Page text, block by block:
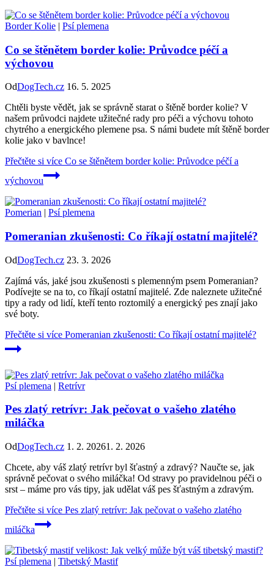
Border Kolie | Psí plemena
Co se štěnětem border kolie: Průvodce péčí a
výchovou
OdDogTech.cz 16. 5. 2025
Chtěli byste vědět, jak se správně starat o štěně border kolie? V
našem průvodci najdete užitečné rady pro péči a výchovu tohoto
chytrého a energického plemene psa. S námi budete mít štěně border
kolie jako v bavlnce!
Přečtěte si více Co se štěnětem border kolie: Průvodce péčí a
výchovou
Pomerian | Psí plemena
Pomeranian zkušenosti: Co říkají ostatní majitelé?
OdDogTech.cz 23. 3. 2026
Zajímá vás, jaké jsou zkušenosti s plemenným psem Pomeranian?
Podívejte se na to, co říkají ostatní majitelé. Zde naleznete užitečné
tipy a rady od lidí, kteří tento roztomilý a energický pes znají jako
své boty.
Přečtěte si více Pomeranian zkušenosti: Co říkají ostatní majitelé?
Psí plemena | Retrívr
Pes zlatý retrívr: Jak pečovat o vašeho zlatého
miláčka
OdDogTech.cz 1. 2. 20261. 2. 2026
Chcete, aby váš zlatý retrívr byl šťastný a zdravý? Naučte se, jak
správně pečovat o svého miláčka! Od stravy po pravidelnou péči o
srst – máme pro vás tipy, jak udělat váš pes šťastným a zdravým.
Přečtěte si více Pes zlatý retrívr: Jak pečovat o vašeho zlatého
miláčka
Psí plemena | Tibetský Mastif